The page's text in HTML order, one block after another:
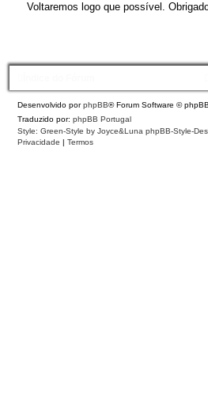
Voltaremos logo que possível.
Desenvolvido porphpBB® Forum Software ©
Traduzido por: phpBB Portugal
Style: Green-Style by Joyce&Luna phpBB-Style-
Privacidade | Termos